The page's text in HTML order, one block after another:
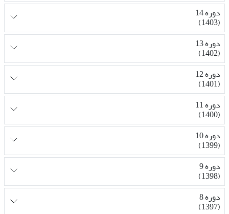
دوره 14
(1403)
دوره 13
(1402)
دوره 12
(1401)
دوره 11
(1400)
دوره 10
(1399)
دوره 9
(1398)
دوره 8
(1397)